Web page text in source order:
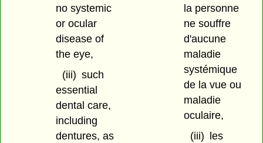
no systemic
or ocular
disease of
the eye,
(iii) such
essential
dental care,
including
dentures, as
la personne
ne souffre
d'aucune
maladie
systémique
de la vue ou
maladie
oculaire,
(iii)
les